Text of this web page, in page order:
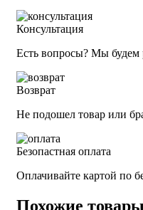
Консультация
Есть вопросы? Мы будем
Возврат
Не подошел товар или
Безопастная оплата
Оплачивайте картой по
Похожие товары